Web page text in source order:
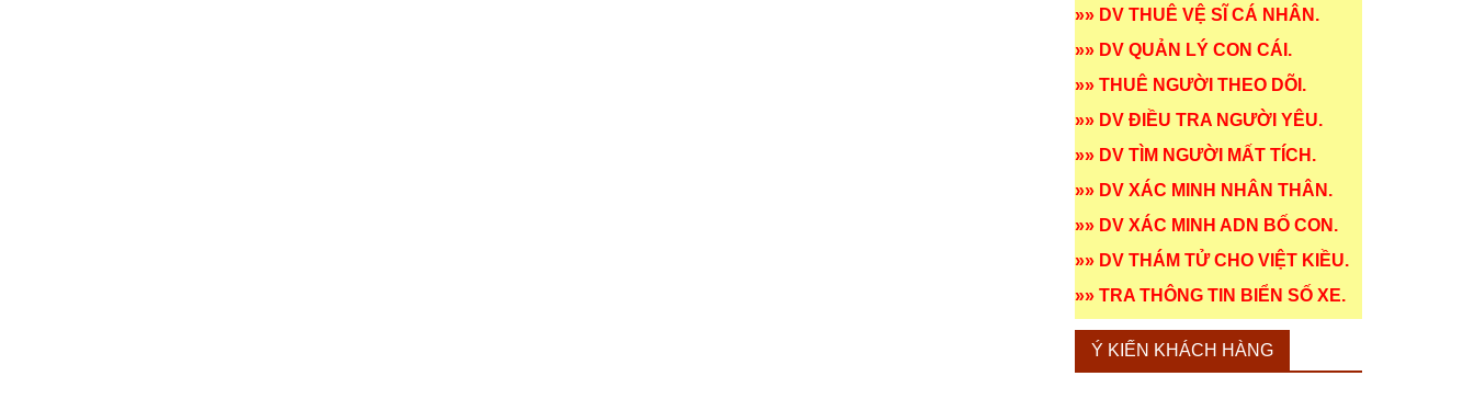
»» DV THUÊ VỆ SĨ CÁ NHÂN .
»» DV QUẢN LÝ CON CÁI .
»» THUÊ NGƯỜI THEO DÕI .
»» DV ĐIỀU TRA NGƯỜI YÊU.
»» DV TÌM NGƯỜI MẤT TÍCH .
»» DV XÁC MINH NHÂN THÂN .
»» DV XÁC MINH ADN BỐ CON .
»» DV THÁM TỬ CHO VIỆT KIỀU.
»» TRA THÔNG TIN BIỂN SỐ XE.
Ý KIẾN KHÁCH HÀNG